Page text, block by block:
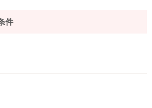
件